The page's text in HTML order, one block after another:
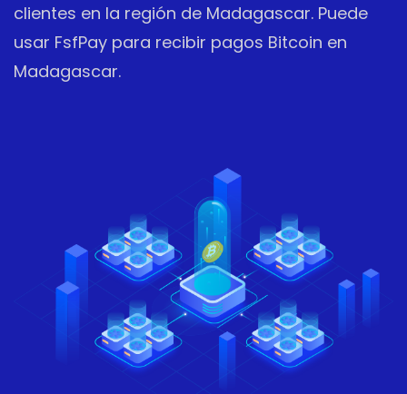
clientes en la región de Madagascar. Puede
usar FsfPay para recibir pagos Bitcoin en
Madagascar.